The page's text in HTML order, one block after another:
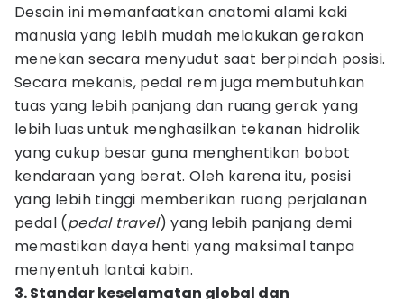
Desain ini memanfaatkan anatomi alami kaki
manusia yang lebih mudah melakukan gerakan
menekan secara menyudut saat berpindah posisi.
Secara mekanis, pedal rem juga membutuhkan
tuas yang lebih panjang dan ruang gerak yang
lebih luas untuk menghasilkan tekanan hidrolik
yang cukup besar guna menghentikan bobot
kendaraan yang berat. Oleh karena itu, posisi
yang lebih tinggi memberikan ruang perjalanan
pedal (pedal travel) yang lebih panjang demi
memastikan daya henti yang maksimal tanpa
menyentuh lantai kabin.
3. Standar keselamatan global dan